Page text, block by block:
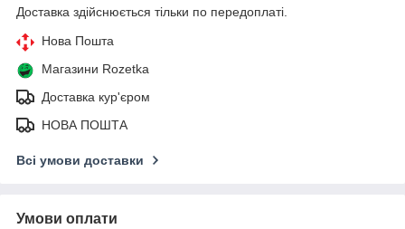
Доставка здійснюється тільки по передоплаті.
Нова Пошта
Магазини Rozetka
Доставка кур'єром
НОВА ПОШТА
Всі умови доставки
Умови оплати